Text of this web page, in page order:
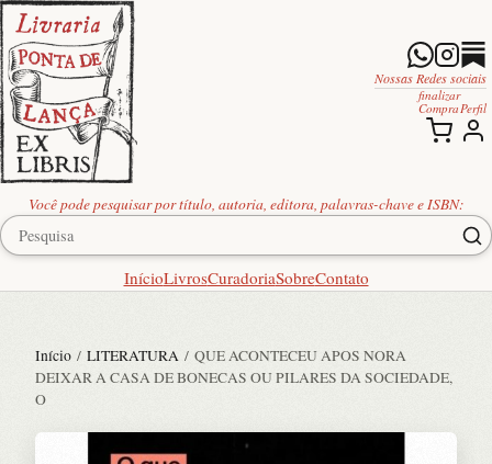
Você pode pesquisar por título, autoria, editora, palavras-chave e ISBN:
InícioLivrosCuradoriaSobreContato
Nossas Redes sociais
finalizar
Compra Perfil
Início / LITERATURA / QUE ACONTECEU APOS NORA
DEIXAR A CASA DE BONECAS OU PILARES DA SOCIEDADE,
O